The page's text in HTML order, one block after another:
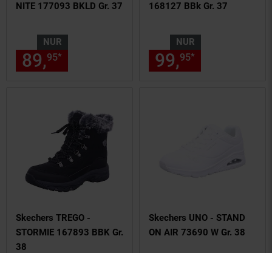
NITE 177093 BKLD Gr. 37
NUR
89,95* € Sternchen
168127 BBk Gr. 37
NUR
99,95*
Skechers TREGO -
STORMIE 167893 BBK Gr.
38
Skechers UNO - STAND
ON AIR 73690 W Gr. 38